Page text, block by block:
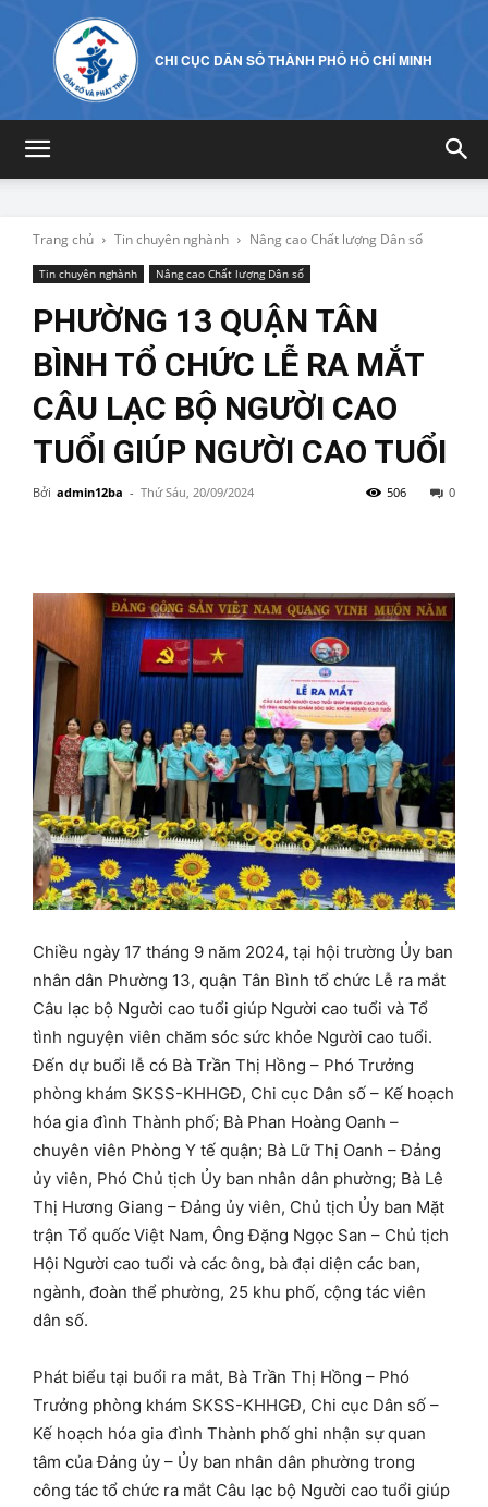
CHI CỤC DÂN SỐ THÀNH PHỐ HỒ CHÍ MINH
Trang chủ Tin chuyên nghành Nâng cao Chất lượng Dân số
Tin chuyên nghành Nâng cao Chất lượng Dân số
PHƯỜNG 13 QUẬN TÂN
BÌNH TỔ CHỨC LỄ RA MẮT
CÂU LẠC BỘ NGƯỜI CAO
TUỔI GIÚP NGƯỜI CAO TUỔI
Bởi admin12ba - Thứ Sáu, 20/09/2024 0
506
Chiều ngày 17 tháng 9 năm 2024, tại hội trường Ủy ban
nhân dân Phường 13, quận Tân Bình tổ chức Lễ ra mắt
Câu lạc bộ Người cao tuổi giúp Người cao tuổi và Tổ
tình nguyện viên chăm sóc sức khỏe Người cao tuổi.
Đến dự buổi lễ có Bà Trần Thị Hồng – Phó Trưởng
phòng khám SKSS-KHHGĐ, Chi cục Dân số – Kế hoạch
hóa gia đình Thành phố; Bà Phan Hoàng Oanh –
chuyên viên Phòng Y tế quận; Bà Lữ Thị Oanh – Đảng
ủy viên, Phó Chủ tịch Ủy ban nhân dân phường; Bà Lê
Thị Hương Giang – Đảng ủy viên, Chủ tịch Ủy ban Mặt
trận Tổ quốc Việt Nam, Ông Đặng Ngọc San – Chủ tịch
Hội Người cao tuổi và các ông, bà đại diện các ban,
ngành, đoàn thể phường, 25 khu phố, cộng tác viên
dân số.
Phát biểu tại buổi ra mắt, Bà Trần Thị Hồng – Phó
Trưởng phòng khám SKSS-KHHGĐ, Chi cục Dân số –
Kế hoạch hóa gia đình Thành phố ghi nhận sự quan
tâm của Đảng ủy – Ủy ban nhân dân phường trong
công tác tổ chức ra mắt Câu lạc bộ Người cao tuổi giúp